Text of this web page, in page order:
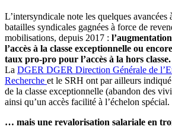
L’intersyndicale note les quelques avancées
batailles syndicales gagnées à force de
mobilisations, depuis 2017 :
l’accès à la classe exceptionnelle ou
taux pro-pro pour l’accès à la hors classe.
La DGER DGER Direction Générale de
Recherche et le SRH ont par ailleurs
de la classe exceptionnelle (abandon des
ainsi qu’un accès facilité à l’échelon spécial.
… mais une revalorisation salariale en